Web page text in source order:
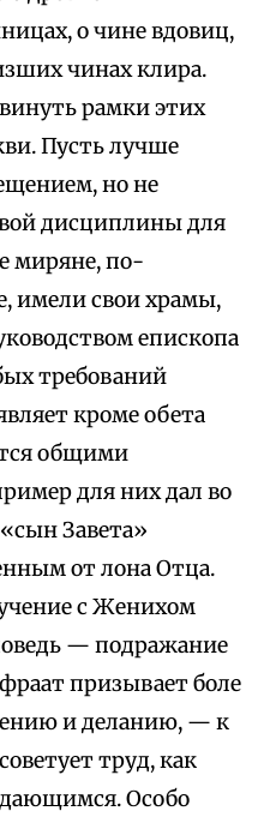
о чине вдовиц,
чинах клира.
рамки этих
Пусть лучше
но не
дисциплины для
миряне, по-
имели свои храмы,
епископа
требований
кроме обета
общими
для них дал во
Завета»
от лона Отца.
с Женихом
— подражание
призывает боле
и деланию, — к
труд, как
Особо